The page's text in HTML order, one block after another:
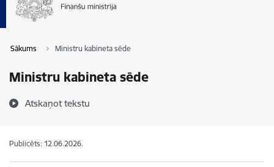
Sākums Ministru kabineta sēde
Ministru kabineta sēde
Atskaņot tekstu
Publicēts: 12.06.2026.